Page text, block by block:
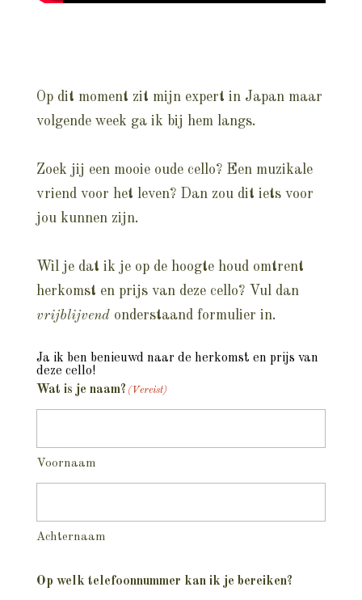
Op dit moment zit mijn expert in Japan maar
volgende week ga ik bij hem langs.
Zoek jij een mooie oude cello? Een muzikale
vriend voor het leven? Dan zou dit iets voor
jou kunnen zijn.
Wil je dat ik je op de hoogte houd omtrent
herkomst en prijs van deze cello? Vul dan
vrijblijvendonderstaand formulier in.
Ja ik ben benieuwd naar de herkomst en prijs van
deze cello!
Wat is je naam? (Vereist)
Voornaam
Achternaam
Op welk telefoonnummer kan ik je bereiken?